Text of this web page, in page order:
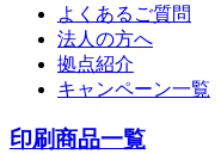
よくあるご質問
法人の方へ
拠点紹介
キャンペーン一覧
印刷商品一覧